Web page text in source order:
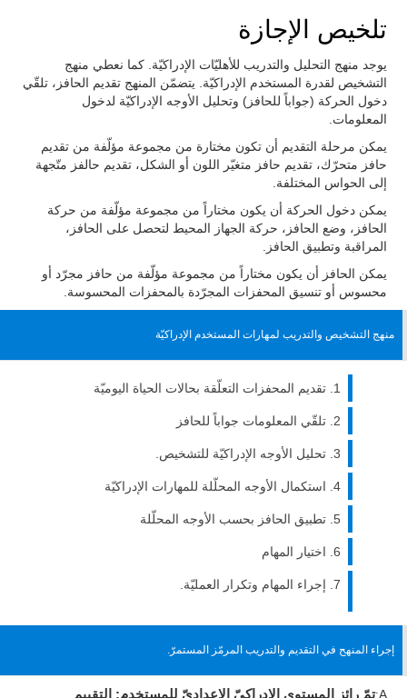
تلخيص الإجازة
يوجد منهج التحليل والتدريب للأهليّات الإدراكيّة. كما نعطي منهج
التشخيص لقدرة المستخدم الإدراكيّة. يتضمّن المنهج تقديم الحافز، تلقّي
دخول الحركة (جواباً للحافز) وتحليل الأوجه الإدراكيّة لدخول
المعلومات.
يمكن مرحلة التقديم أن تكون مختارة من مجموعة مؤلّفة من تقديم
حافز متحرّك، تقديم حافز متغيّر اللون أو الشكل، تقديم حالفز متّجهة
إلى الحواس المختلفة.
يمكن دخول الحركة أن يكون مختاراً من مجموعة مؤلّفة من حركة
الحافز، وضع الحافز، حركة الجهاز المحيط لتحصل على الحافز،
المراقبة وتطبيق الحافز.
يمكن الحافز أن يكون مختاراً من مجموعة مؤلّفة من حافز مجرّد أو
محسوس أو تنسيق المحفزات المجرّدة بالمحفزات المحسوسة.
منهج التشخيص والتدريب لمهارات المستخدم الإدراكيّة
تقديم المحفزات التعلّقة بحالات الحياة اليوميّة
تلقّي المعلومات جواباً للحافز
تحليل الأوجه الإدراكيّة للتشخيص.
استكمال الأوجه المحلّلة للمهارات الإدراكيّة
تطبيق الحافز بحسب الأوجه المحلّلة
اختيار المهام
إجراء المهام وتكرار العمليّة.
إجراء المنهح في التقديم والتدريب المرمّز المستمرّ.
A: تمّ رائز المستوى الإدراكيّ الإعداديّ للمستخدم: التقييم